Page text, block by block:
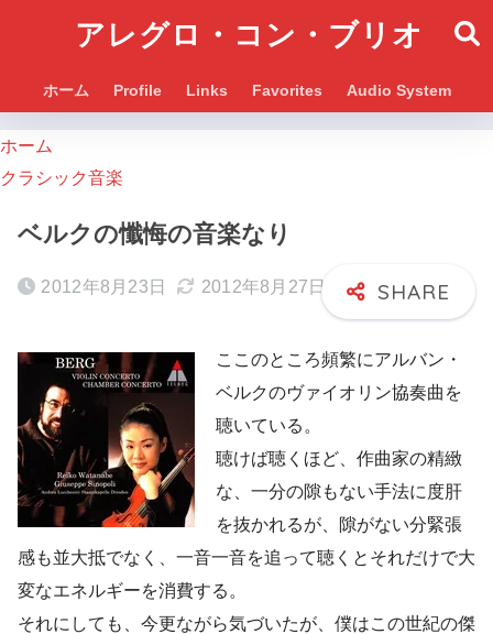
アレグロ・コン・ブリオ
ホーム Profile Links Favorites Audio System
ホーム
クラシック音楽
ベルクの懺悔の音楽なり
2012年8月23日 2012年8月27日
ここのところ頻繁にアルバン・
ベルクのヴァイオリン協奏曲を
聴いている。
聴けば聴くほど、作曲家の精緻
な、一分の隙もない手法に度肝
を抜かれるが、隙がない分緊張
感も並大抵でなく、一音一音を追って聴くとそれだけで大
変なエネルギーを消費する。
それにしても、今更ながら気づいたが、僕はこの世紀の傑